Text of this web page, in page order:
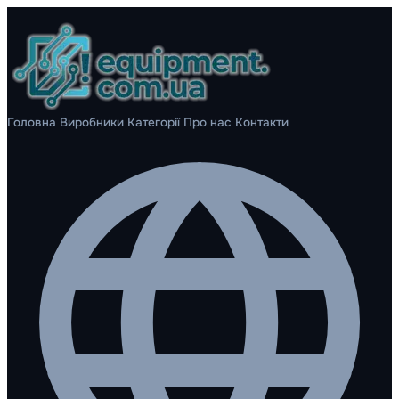
Головна Виробники Категорії Про нас Контакти